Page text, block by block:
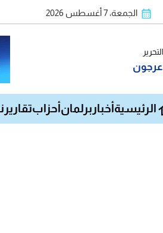
الجمعة، 7 أغسطس 2026
عرجون
الرئيسية أخبار برلمان أحزابتقارير